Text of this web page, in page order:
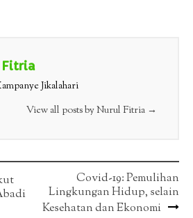
Jikalahari
View all posts by Nurul Fitria →
Covid-19: Pemulihan
Lingkungan Hidup, selain
Kesehatan dan Ekonomi